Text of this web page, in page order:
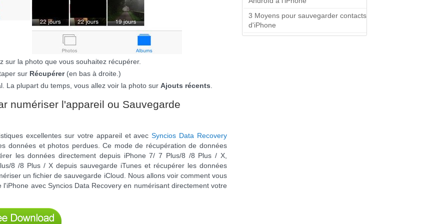
sur la photo que vous souhaitez récupérer.
sur Récupérer(en bas à droite.)
La plupart du temps, vous allez voir la photo sur Ajouts récents
numériser l'appareil ou Sauvegarde
excellentes sur votre appareil et avecSyncios Data Recovery
données et photos perdues. Ce mode de récupération de données
les données directement depuis iPhone 7/ 7 Plus/8 /8 Plus / X,
8 /8 Plus / X depuis sauvegarde iTunes et récupérer les données
un fichier de sauvegarde iCloud. Nous allons voir comment vous
avec Syncios Data Recovery en numérisant directement votre
3 Moyens pour sauvegarder contacts
d'iPhone